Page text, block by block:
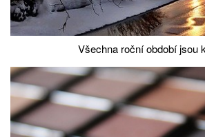
Všechna roční období jsou